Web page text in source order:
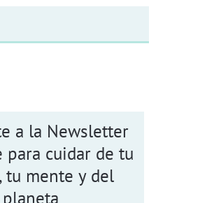
a la Newsletter
para cuidar de tu
tu mente y del
planeta